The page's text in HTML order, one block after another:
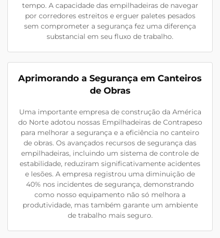
tempo. A capacidade das empilhadeiras de navegar
por corredores estreitos e erguer paletes pesados
sem comprometer a segurança fez uma diferença
substancial em seu fluxo de trabalho.
Aprimorando a Segurança em Canteiros
de Obras
Uma importante empresa de construção da América
do Norte adotou nossas Empilhadeiras de Contrapeso
para melhorar a segurança e a eficiência no canteiro
de obras. Os avançados recursos de segurança das
empilhadeiras, incluindo um sistema de controle de
estabilidade, reduziram significativamente acidentes
e lesões. A empresa registrou uma diminuição de
40% nos incidentes de segurança, demonstrando
como nosso equipamento não só melhora a
produtividade, mas também garante um ambiente
de trabalho mais seguro.